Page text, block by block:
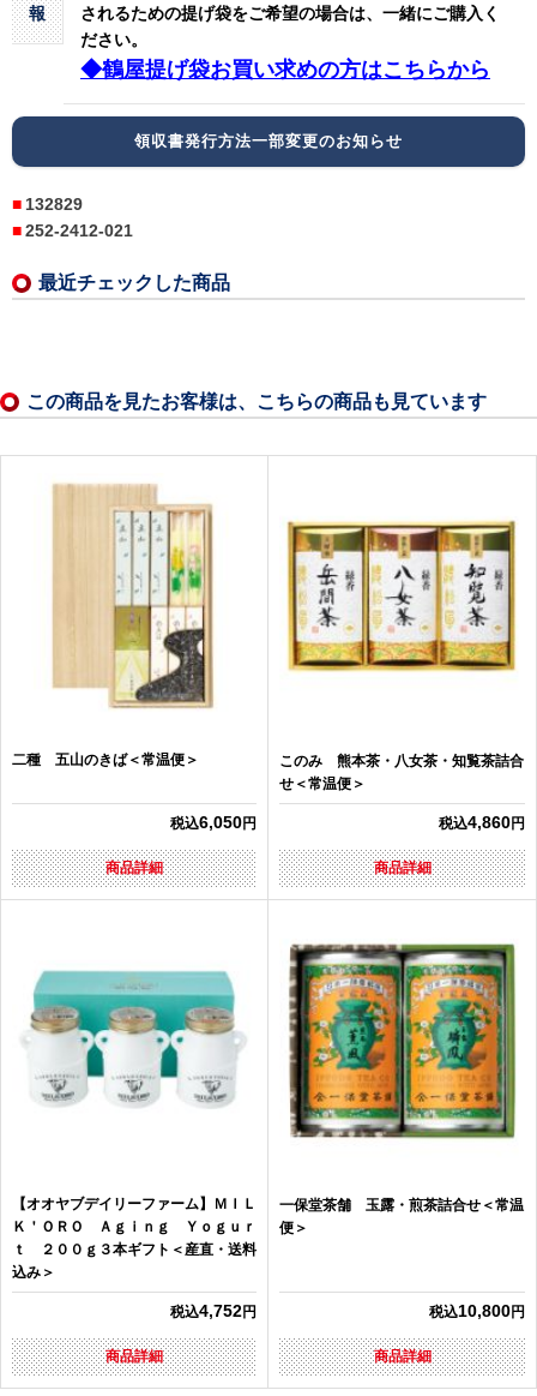
報
されるための提げ袋をご希望の場合は、一緒にご購入く
ださい。
◆鶴屋提げ袋お買い求めの方はこちらから
領収書発行方法一部変更のお知らせ
132829
252-2412-021
最近チェックした商品
この商品を見たお客様は、こちらの商品も見ています
二種 五山のきば＜常温便＞
税込6,050円
商品詳細
このみ 熊本茶・八女茶・知覧茶詰合
せ＜常温便＞
税込4,860円
商品詳細
【オオヤブデイリーファーム】ＭＩＬ
Ｋ＇ＯＲＯ Ａｇｉｎｇ Ｙｏｇｕｒ
ｔ ２００ｇ３本ギフト＜産直・送料
込み＞
税込4,752円
商品詳細
一保堂茶舗 玉露・煎茶詰合せ＜常温
便＞
税込10,800円
商品詳細